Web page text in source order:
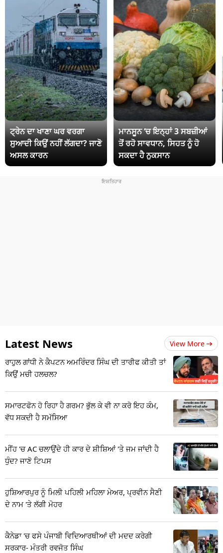
ਟ੍ਰੇਨ ਦਾ ਖਾਣਾ ਘਰ ਵਰਗਾ
ਸੁਆਦੀ ਕਿਉਂ ਨਹੀਂ ਲੱਗਦਾ? ਜਾਣੋ
ਅਸਲ ਕਾਰਨ
ਮਾਨਸੂਨ ‘ਚ ਇਨ੍ਹਾਂ 3 ਸਬਜ਼ੀਆਂ
ਤੋਂ ਰਹੋ ਸਾਵਧਾਨ, ਸਿਹਤ ਨੂੰ ਹੋ
ਸਕਦਾ ਹੈ ਨੁਕਸਾਨ
Latest News View More
ਰਾਹੁਲ ਗਾਂਧੀ ਨੇ ਕੈਪਟਨ ਅਮਰਿੰਦਰ ਸਿੰਘ ਦੀ ਤਾਰੀਫ ਕੀਤੀ ਤਾਂ
ਕਿਉਂ ਮਚੀ ਹਲਚਲ?
ਸਮਾਰਟਫੋਨ ਹੋ ਰਿਹਾ ਹੈ ਗਰਮ? ਭੁੱਲ ਕੇ ਵੀ ਨਾ ਕਰੋ ਇਹ ਕੰਮ,
ਵੱਧ ਸਕਦੀ ਹੈ ਸਮੱਸਿਆ
ਮੀਂਹ 'ਚ AC ਚਲਾਉਂਦੇ ਹੀ ਕਾਰ ਦੇ ਸ਼ੀਸ਼ਿਆਂ 'ਤੇ ਜਮ ਜਾਂਦੀ ਹੈ
ਧੁੰਦ? ਜਾਣੋ ਟਿਪਸ
ਹੁਸ਼ਿਆਰਪੁਰ ਨੂੰ ਮਿਲੀ ਪਹਿਲੀ ਮਹਿਲਾ ਮੇਅਰ, ਪ੍ਰਵੀਨ ਸੈਣੀ
ਦੇ ਨਾਮ 'ਤੇ ਲੱਗੀ ਮੋਹਰ
ਕੈਨੇਡਾ 'ਚ ਫਸੇ ਪੰਜਾਬੀ ਵਿਦਿਆਰਥੀਆਂ ਦੀ ਮਦਦ ਕਰੇਗੀ
ਸਰਕਾਰ- ਮੰਤਰੀ ਰਵਜੋਤ ਸਿੰਘ